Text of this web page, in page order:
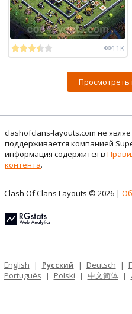
11K
Просмотреть
clashofclans-layouts.com не
поддерживается компанией
информация содержится в
контента.
Clash Of Clans Layouts © 2026 |
English | Русский | Deutsch |
Português
| Polski | 中文简体 |